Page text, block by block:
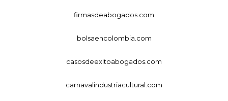
firmasdeabogados.com
bolsaencolombia.com
casosdeexitoabogados.com
carnavalindustriacultural.com